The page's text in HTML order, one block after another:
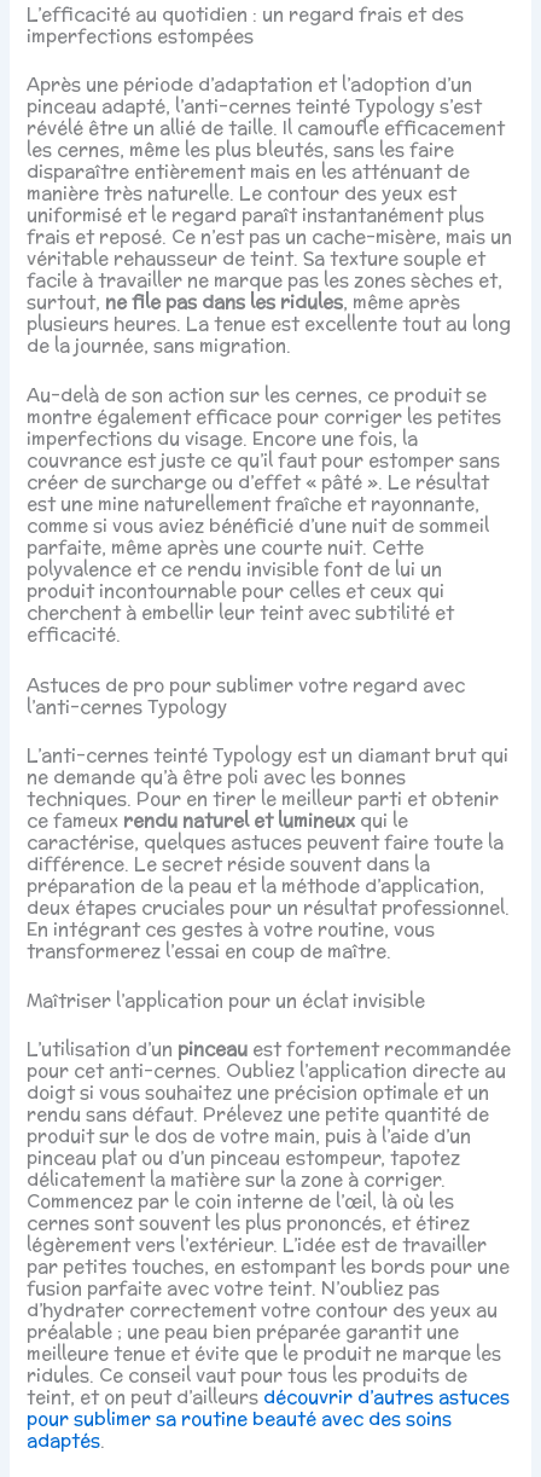
L’efficacité au quotidien : un regard frais et des
imperfections estompées
Après une période d’adaptation et l’adoption d’un
pinceau adapté, l’anti-cernes teinté Typology s’est
révélé être un allié de taille. Il camoufle efficacement
les cernes, même les plus bleutés, sans les faire
disparaître entièrement mais en les atténuant de
manière très naturelle. Le contour des yeux est
uniformisé et le regard paraît instantanément plus
frais et reposé. Ce n’est pas un cache-misère, mais un
véritable rehausseur de teint. Sa texture souple et
facile à travailler ne marque pas les zones sèches et,
surtout, ne file pas dans les ridules, même après
plusieurs heures. La tenue est excellente tout au long
de la journée, sans migration.
Au-delà de son action sur les cernes, ce produit se
montre également efficace pour corriger les petites
imperfections du visage. Encore une fois, la
couvrance est juste ce qu’il faut pour estomper sans
créer de surcharge ou d’effet « pâté ». Le résultat
est une mine naturellement fraîche et rayonnante,
comme si vous aviez bénéficié d’une nuit de sommeil
parfaite, même après une courte nuit. Cette
polyvalence et ce rendu invisible font de lui un
produit incontournable pour celles et ceux qui
cherchent à embellir leur teint avec subtilité et
efficacité.
Astuces de pro pour sublimer votre regard avec
l’anti-cernes Typology
L’anti-cernes teinté Typology est un diamant brut qui
ne demande qu’à être poli avec les bonnes
techniques. Pour en tirer le meilleur parti et obtenir
ce fameux rendu naturel et lumineux qui le
caractérise, quelques astuces peuvent faire toute la
différence. Le secret réside souvent dans la
préparation de la peau et la méthode d’application,
deux étapes cruciales pour un résultat professionnel.
En intégrant ces gestes à votre routine, vous
transformerez l’essai en coup de maître.
Maîtriser l’application pour un éclat invisible
L’utilisation d’un pinceau est fortement recommandée
pour cet anti-cernes. Oubliez l’application directe au
doigt si vous souhaitez une précision optimale et un
rendu sans défaut. Prélevez une petite quantité de
produit sur le dos de votre main, puis à l’aide d’un
pinceau plat ou d’un pinceau estompeur, tapotez
délicatement la matière sur la zone à corriger.
Commencez par le coin interne de l’œil, là où les
cernes sont souvent les plus prononcés, et étirez
légèrement vers l’extérieur. L’idée est de travailler
par petites touches, en estompant les bords pour une
fusion parfaite avec votre teint. N’oubliez pas
d’hydrater correctement votre contour des yeux au
préalable ; une peau bien préparée garantit une
meilleure tenue et évite que le produit ne marque les
ridules. Ce conseil vaut pour tous les produits de
teint, et on peut d’ailleurs découvrir d’autres astuces
pour sublimer sa routine beauté avec des soins
adaptés.